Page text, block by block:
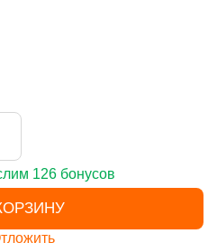
126 бонусов